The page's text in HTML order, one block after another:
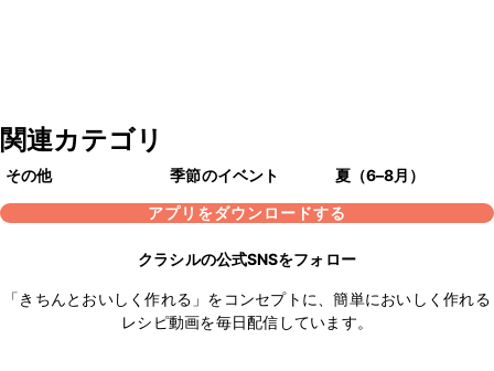
関連カテゴリ
その他 季節のイベント
夏（6–8月）
アプリをダウンロードする
クラシルの公式SNSをフォロー
「きちんとおいしく作れる」をコンセプトに、簡単においしく作れる
レシピ動画を毎日配信しています。